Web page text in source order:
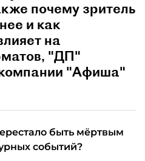
почему зритель
и как
на
"ДП"
"Афиша"
быть мёртвым
событий?